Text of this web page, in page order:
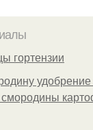
гортензии